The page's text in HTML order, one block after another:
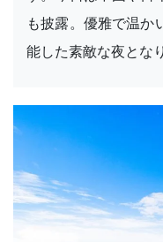
も披露。優雅で温か
能した素敵な夜とな